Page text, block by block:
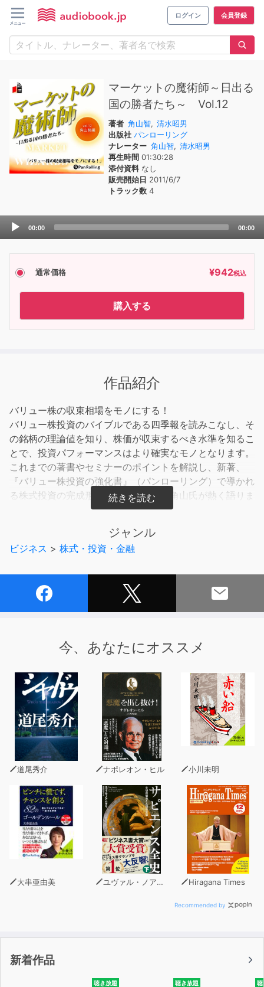
ログイン 会員登録
マーケットの魔術師～日出る
国の勝者たち～ Vol.12
著者 角山智, 清水昭男
出版社 パンローリング
ナレーター 角山智, 清水昭男
再生時間 01:30:28
添付資料なし
販売開始日 2011/6/7
トラック数 4
Audio
00:00 00:00
通常価格 ¥942税込
購入する
作品紹介
バリュー株の収束相場をモノにする！
バリュー株投資のバイブルである四季報を読みこなし、そ
の銘柄の理論値を知り、株価が収束するべき水準を知るこ
とで、投資パフォーマンスはより確実なモノとなります。
これまでの著書やセミナーのポイントを解説し、新著、
『バリュー株投資の強化書』（パンローリング）で導かれ
る株式投資の完成形について、著者の角山氏が熱く語りま
「黄金の方程式」、「銘柄選択のルール」、「損切り水
準」など、角山式バリュー株投資法の根幹を成す戦略パー
・「資本主義経済では、キャピタリストのゲームに参加し
など、メッセージ性の強いコメントと共に、先々の株価動
向を予想するのではなく、相対的で流動的な割安・割高認
識ではなく、明確な収束水準を前提とした株式投資のスタ
イルがここで紹介されています！
ジャンル
ビジネス > 株式・投資・金融
今、あなたにオススメ
道尾秀介 ナポレオン・ヒル 小川未明
大串亜由美 ユヴァル・ノア・ハラリ Hiragana Times
Recommended by
新着作品
聴き放題 聴き放題 聴